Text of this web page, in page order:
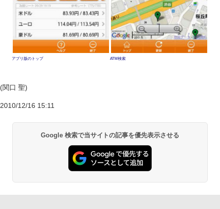
アプリ版のトップ ATM検索
(関口 聖)
2010/12/16 15:11
Google 検索で当サイトの記事を優先表示させる